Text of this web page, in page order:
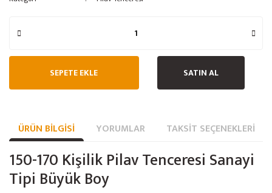
SEPETE EKLE SATIN AL
ÜRÜN BILGISI YORUMLAR TAKSIT SEÇENEKLERI
150-170 Kişilik Pilav Tenceresi Sanayi
Tipi Büyük Boy